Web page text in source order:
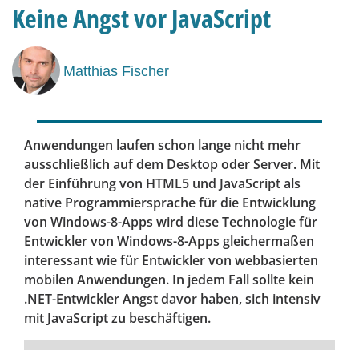
Keine Angst vor JavaScript
Matthias Fischer
Anwendungen laufen schon lange nicht mehr
ausschließlich auf dem Desktop oder Server. Mit
der Einführung von HTML5 und JavaScript als
native Programmiersprache für die Entwicklung
von Windows-8-Apps wird diese Technologie für
Entwickler von Windows-8-Apps gleichermaßen
interessant wie für Entwickler von webbasierten
mobilen Anwendungen. In jedem Fall sollte kein
.NET-Entwickler Angst davor haben, sich intensiv
mit JavaScript zu beschäftigen.